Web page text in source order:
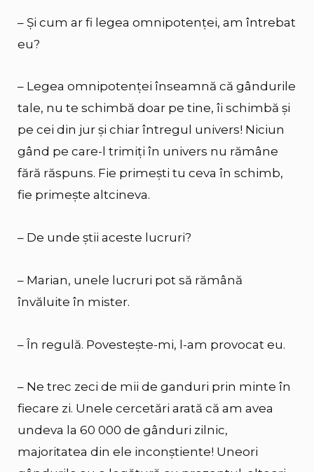
– Și cum ar fi legea omnipotenței, am întrebat
eu?
– Legea omnipotenței înseamnă că gândurile
tale, nu te schimbă doar pe tine, îi schimbă și
pe cei din jur și chiar întregul univers! Niciun
gând pe care-l trimiți în univers nu rămâne
fără răspuns. Fie primești tu ceva în schimb,
fie primește altcineva.
– De unde știi aceste lucruri?
– Marian, unele lucruri pot să rămână
învăluite în mister.
– În regulă. Povestește-mi, l-am provocat eu.
– Ne trec zeci de mii de ganduri prin minte în
fiecare zi. Unele cercetări arată că am avea
undeva la 60 000 de gânduri zilnic,
majoritatea din ele inconștiente! Uneori